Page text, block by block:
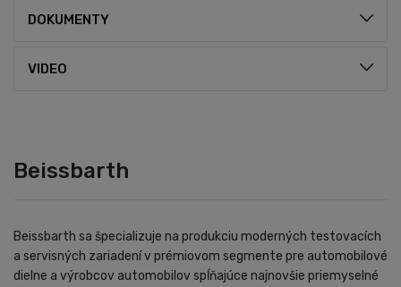
DOKUMENTY
VIDEO
Beissbarth
Beissbarth sa špecializuje na produkciu moderných testovacích
a servisných zariadení v prémiovom segmente pre automobilové
dielne a výrobcov automobilov spĺňajúce najnovšie priemyselné